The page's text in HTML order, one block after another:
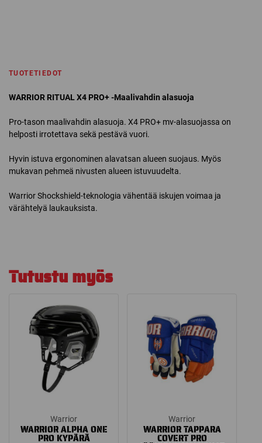
TUOTETIEDOT
WARRIOR RITUAL X4 PRO+ -Maalivahdin alasuoja
Pro-tason maalivahdin alasuoja. X4 PRO+ mv-alasuojassa on
helposti irrotettava sekä pestävä vuori.
Hyvin istuva ergonominen alavatsan alueen suojaus. Myös
mukavan pehmeä nivusten alueen istuvuudelta.
Warrior Shockshield-teknologia vähentää iskujen voimaa ja
värähtelyä laukauksista.
Tutustu myös
Warrior
WARRIOR ALPHA ONE
PRO KYPÄRÄ
Warrior
WARRIOR TAPPARA
COVERT PRO